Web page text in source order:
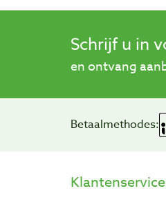
Schrijf u in
en ontvang
Betaalmethodes:
Klantenservice